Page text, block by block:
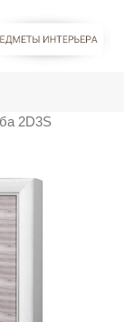
2D3S